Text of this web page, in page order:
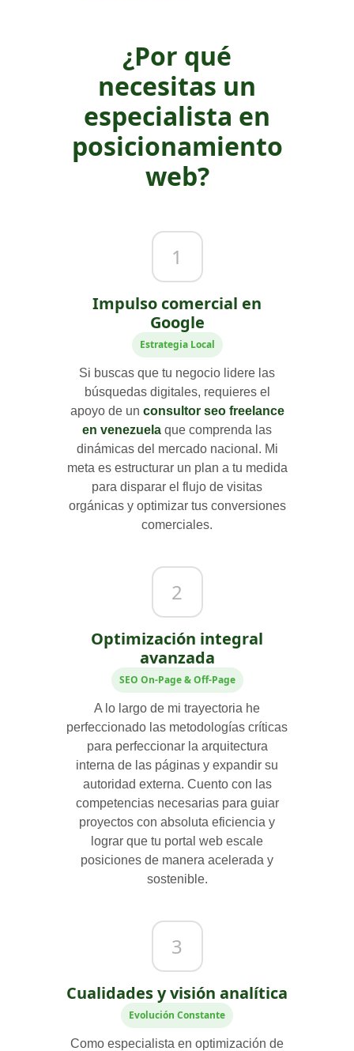
¿Por qué
necesitas un
especialista en
posicionamiento
web?
1
Impulso comercial en
Google
Estrategia Local
Si buscas que tu negocio lidere las
búsquedas digitales, requieres el
apoyo de un consultor seo freelance
en venezuela que comprenda las
dinámicas del mercado nacional. Mi
meta es estructurar un plan a tu medida
para disparar el flujo de visitas
orgánicas y optimizar tus conversiones
comerciales.
2
Optimización integral
avanzada
SEO On-Page & Off-Page
A lo largo de mi trayectoria he
perfeccionado las metodologías críticas
para perfeccionar la arquitectura
interna de las páginas y expandir su
autoridad externa. Cuento con las
competencias necesarias para guiar
proyectos con absoluta eficiencia y
lograr que tu portal web escale
posiciones de manera acelerada y
sostenible.
3
Cualidades y visión analítica
Evolución Constante
Como especialista en optimización de